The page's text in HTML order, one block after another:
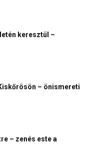
keresztül –
– önismereti
– zenés este a